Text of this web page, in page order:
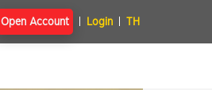
Open Account Login TH